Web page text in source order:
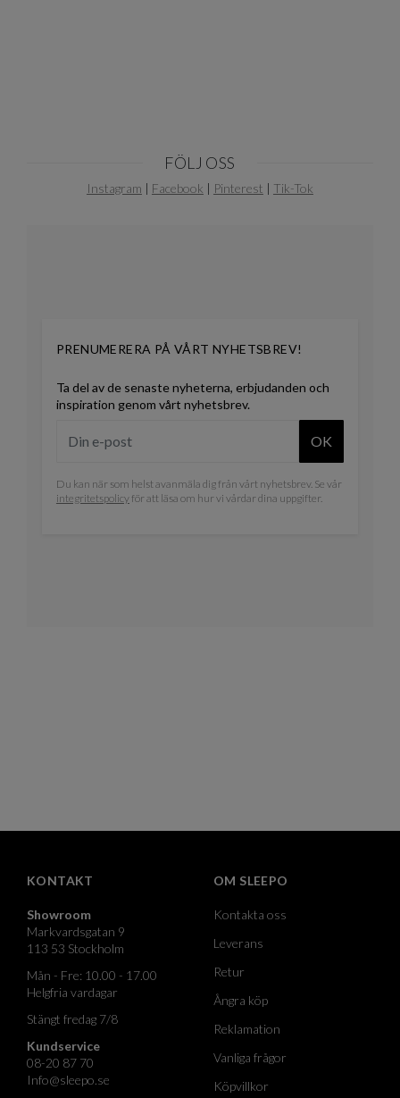
FÖLJ OSS
Instagram Facebook Pinterest Tik-Tok
PRENUMERERA PÅ VÅRT NYHETSBREV!
Ta del av de senaste nyheterna, erbjudanden och
inspiration genom vårt nyhetsbrev.
OK
Du kan när som helst avanmäla dig från vårt nyhetsbrev. Se vår
integritetspolicyför att läsa om hur vi vårdar dina uppgifter.
KONTAKT
Showroom
Markvardsgatan 9
113 53 Stockholm
Mån - Fre: 10.00 - 17.00
Helgfria vardagar
Stängt fredag 7/8
Kundservice
08-20 87 70
Info@sleepo.se
OM SLEEPO
Kontakta oss
Leverans
Retur
Ångra köp
Reklamation
Vanliga frågor
Köpvillkor